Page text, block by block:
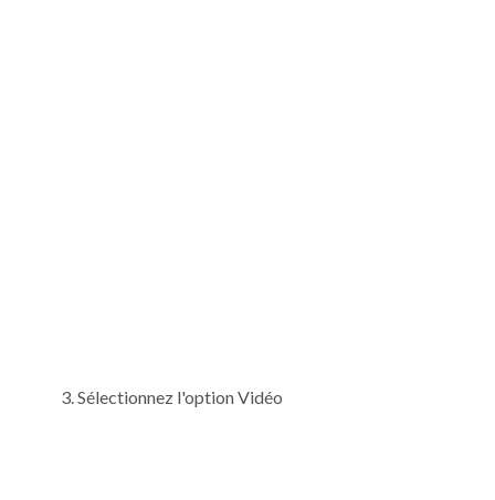
Sélectionnez l'option Vidéo